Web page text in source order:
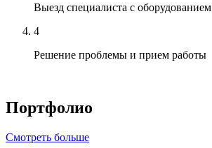
Выезд специалиста с оборудованием
4
Решение проблемы и прием работы
Портфолио
Смотреть больше